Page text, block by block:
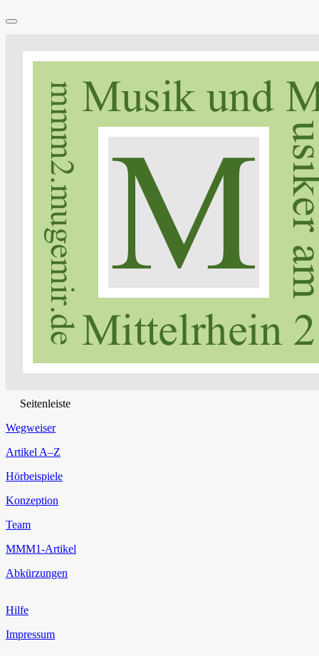
Seitenleiste
Wegweiser
Artikel A–Z
Hörbeispiele
Konzeption
Team
MMM1-Artikel
Abkürzungen
Hilfe
Impressum